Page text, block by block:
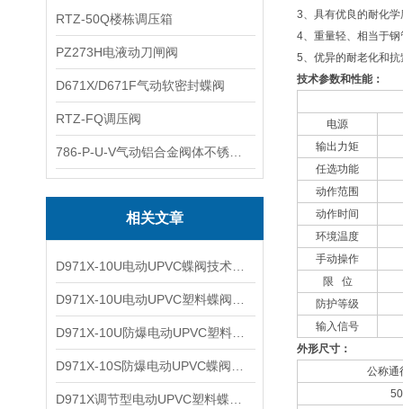
RTZ-50Q楼栋调压箱
PZ273H电液动刀闸阀
D671X/D671F气动软密封蝶阀
RTZ-FQ调压阀
相关文章
3、具有优良的耐化
4、重量轻、相当于
5、优异的耐老化和
技术参数和性能：
电源
输出力矩
任选功能
动作范围
动作时间
环境温度
手动操作
限 位
防护等级
输入信号
外形尺寸：
公称通
50